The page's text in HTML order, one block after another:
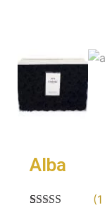
Alba
(1